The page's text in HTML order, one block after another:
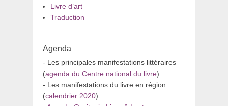
Livre d’art
Traduction
Agenda
- Les principales manifestations littéraires
(agenda du Centre national du livre)
- Les manifestations du livre en région
(calendrier 2020)